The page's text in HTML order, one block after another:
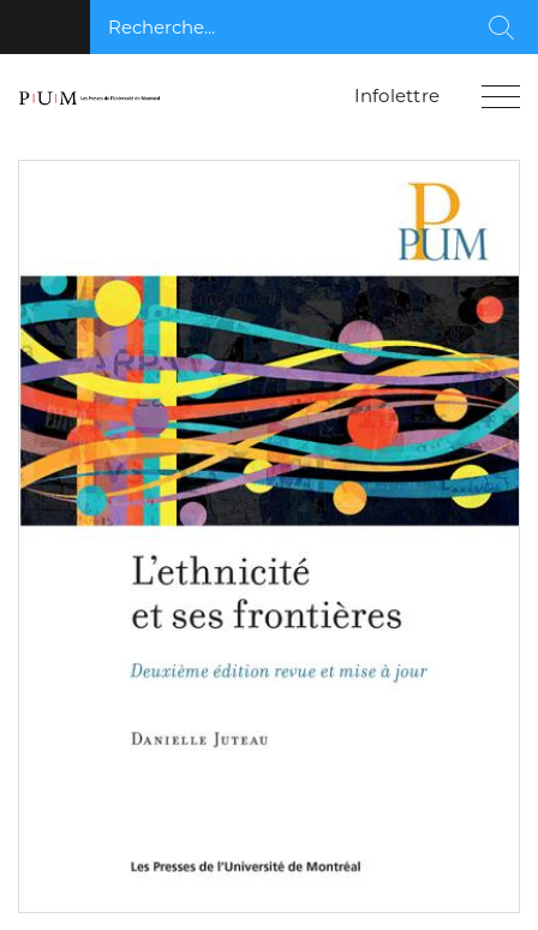
Recherche...
Infolettre